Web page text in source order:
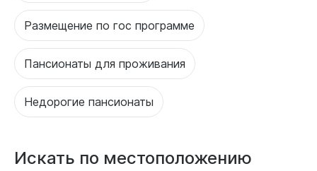
Размещение по гос программе
Пансионаты для проживания
Недорогие пансионаты
Искать по местоположению